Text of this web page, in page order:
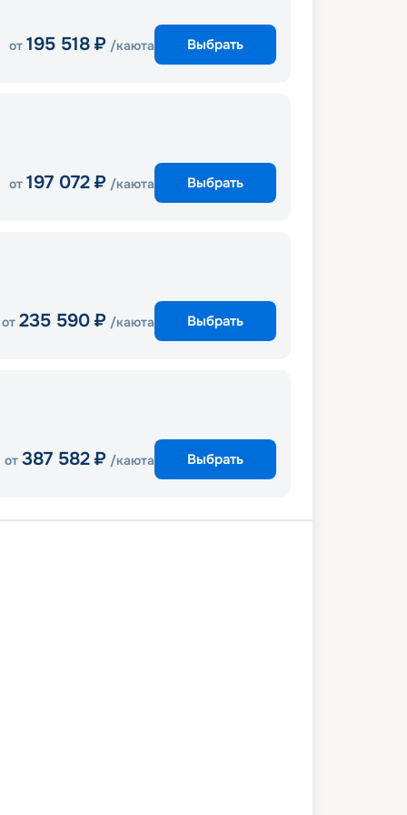
от 195 518 ₽ /каюта Выбрать
от 197 072 ₽ /каюта Выбрать
от 235 590 ₽ /каюта Выбрать
от 387 582 ₽ /каюта Выбрать